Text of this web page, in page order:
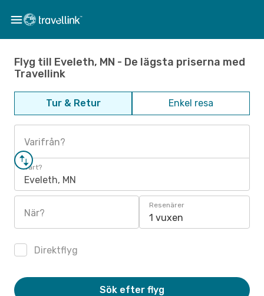
Flyg till Eveleth, MN - De lägsta priserna med
Travellink
Tur & Retur Enkel resa
Varifrån?
Vart?
Eveleth, MN
När?
Resenärer
1 vuxen
Direktflyg
Sök efter flyg